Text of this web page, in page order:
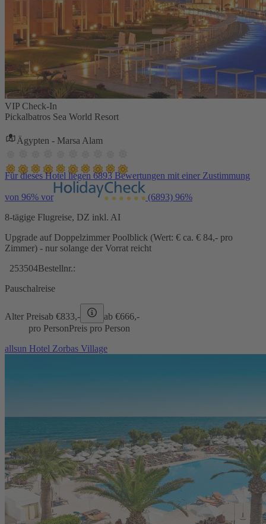
VIP Check-In
Pickalbatros Sea World Resort
Ägypten - Marsa Alam
Für dieses Hotel liegen 6893 Bewertungen mit einer Zustimmung
von 96% vor (6893) 96%
8-tägige Flugreise, DZ inkl. AI
Upgrade auf Doppelzimmer Poolblick (Wert: € ca. € 84,- pro
Zimmer) - nur solange der Vorrat reicht
253504Bestellnr.:
Pauschalreise
Alter Preisab €833,- ab €666,-
pro PersonPreis pro Person
allsun Hotel Zorbas Village